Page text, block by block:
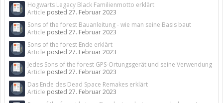
Hogwarts Legacy Black Familienmotto erklärt
Article posted 27. Februar 2023
Sons of the forest Bauanleitung - wie man seine Basis baut
Article posted 27. Februar 2023
Sons of the forest Ende erklärt
Article posted 27. Februar 2023
Jedes Sons of the forest GPS-Ortungsgerät und seine Verwendung
Article posted 27. Februar 2023
Das Ende des Dead Space Remakes erklärt
Article posted 27. Februar 2023